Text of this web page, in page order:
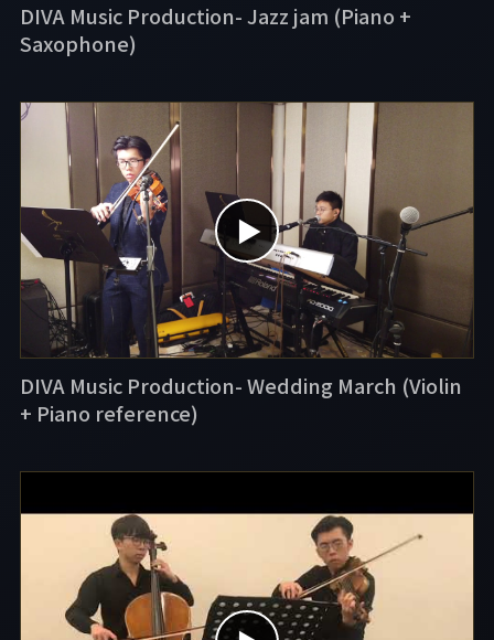
DIVA Music Production- Jazz jam (Piano +
Saxophone)
▶
DIVA Music Production- Wedding March (Violin
+ Piano reference)